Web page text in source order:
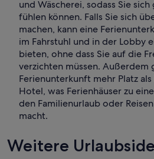
und Wäscherei, sodass Sie
fühlen können. Falls Sie sich
machen, kann eine
im Fahrstuhl und in der Lobby
bieten, ohne dass Sie auf die
verzichten müssen. Außerdem
Ferienunterkunft mehr Platz
Hotel, was Ferienhäuser zu
den Familienurlaub oder
macht.
Weitere